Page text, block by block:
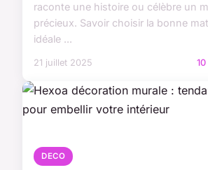
raconte une histoire ou célèbre un
précieux. Savoir choisir la bonne
idéale ...
21 juillet 2025
DECO